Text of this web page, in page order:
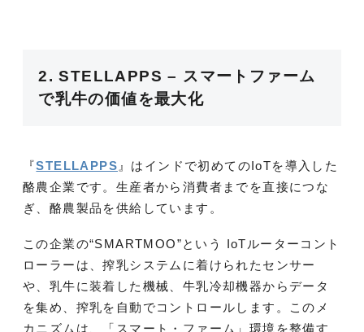
2. STELLAPPS – スマートファーム
で乳牛の価値を最大化
『STELLAPPS 』はインドで初めてのIoTを導入した
酪農企業です。生産者から消費者までを直接につな
ぎ、酪農製品を供給しています。
この企業の“SMARTMOO”という IoTルーターコント
ローラーは、搾乳システムに着けられたセンサー
や、乳牛に装着した機械、牛乳冷却機器からデータ
を集め、搾乳を自動でコントロールします。このメ
カニズムは、「スマート・ファーム」環境を整備す